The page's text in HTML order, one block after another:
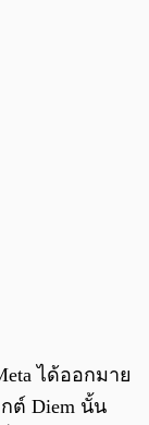
ได้ออกมาย
กต์ Diem นั้น